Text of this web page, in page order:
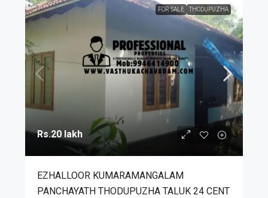
FOR SALE THODUPUZHA
Rs.20 lakh
EZHALLOOR KUMARAMANGALAM
PANCHAYATH THODUPUZHA TALUK 24 CENT